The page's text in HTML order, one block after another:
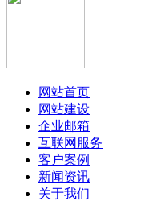
网站首页
网站建设
企业邮箱
互联网服务
客户案例
新闻资讯
关于我们